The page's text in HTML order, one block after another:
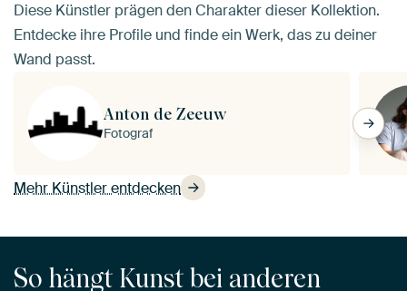
Diese Künstler prägen den Charakter dieser Kollektion.
Entdecke ihre Profile und finde ein Werk, das zu deiner
Wand passt.
Mehr Künstler entdecken
Anton de Zeeuw
Fotograf
So hängt Kunst bei anderen